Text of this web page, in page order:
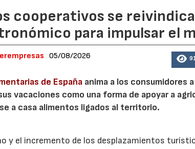
cooperativos se
para impulsar el
05/08/2026
de España anima a los consumidores
vacaciones como una forma de apoyar a
a casa alimentos ligados al territorio.
y el incremento de los desplazamientos